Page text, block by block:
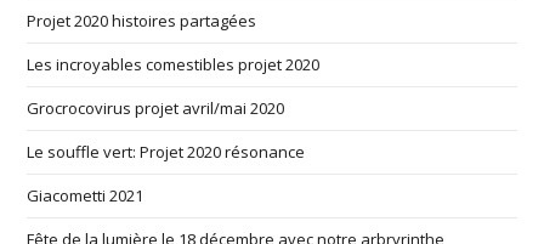
Projet 2020 histoires partagées
Les incroyables comestibles projet 2020
Grocrocovirus projet avril/mai 2020
Le souffle vert: Projet 2020 résonance
Giacometti 2021
Fête de la lumière le 18 décembre avec notre arbryrinthe